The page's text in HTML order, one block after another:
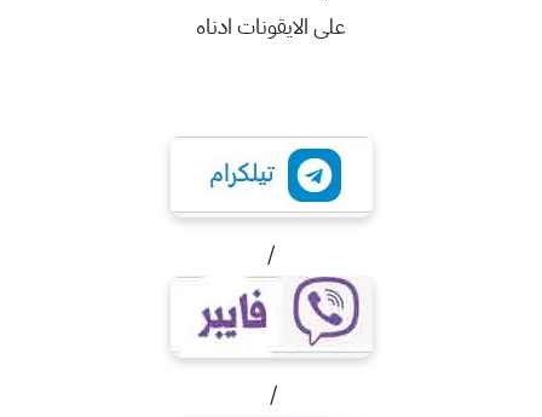
على الايقونات ادناه
/
/